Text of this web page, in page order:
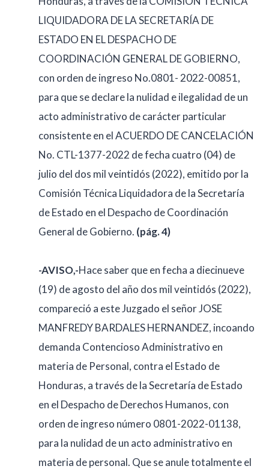
LIQUIDADORA DE LA SECRETARÍA DE
ESTADO EN EL DESPACHO DE
COORDINACIÓN GENERAL DE GOBIERNO,
con orden de ingreso No.0801- 2022-00851,
para que se declare la nulidad e ilegalidad de un
acto administrativo de carácter particular
consistente en el ACUERDO DE CANCELACIÓN
No. CTL-1377-2022 de fecha cuatro (04) de
julio del dos mil veintidós (2022), emitido por la
Comisión Técnica Liquidadora de la Secretaría
de Estado en el Despacho de Coordinación
General de Gobierno. (pág. 4)
-AVISO,-Hace saber que en fecha a diecinueve
(19) de agosto del año dos mil veintidós (2022),
compareció a este Juzgado el señor JOSE
MANFREDY BARDALES HERNANDEZ, incoando
demanda Contencioso Administrativo en
materia de Personal, contra el Estado de
Honduras, a través de la Secretaría de Estado
en el Despacho de Derechos Humanos, con
orden de ingreso número 0801-2022-01138,
para la nulidad de un acto administrativo en
materia de personal. Que se anule totalmente el